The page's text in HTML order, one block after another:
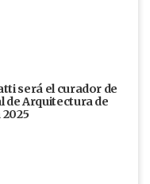
será el curador de
de Arquitectura de